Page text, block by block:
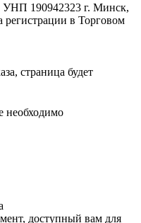
190942323 г. Минск,
регистрации в Торговом
страница будет
необходимо
доступный вам для